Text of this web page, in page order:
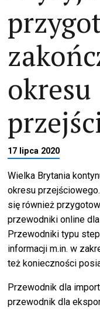
okresu
17 lipca 2020
Wielka Brytania
okresu
się również
przewodniki online
Przewodniki typu
informacji m.in. w
też konieczności
Przewodnik dla
przewodnik dla